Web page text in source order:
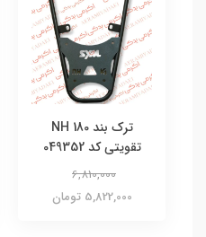
ترک بند NH 180
تقویتی کد 049352
6,810,000
5,822,000 تومان